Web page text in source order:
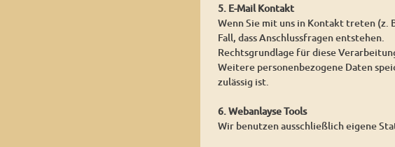
5. E-Mail Kontakt
Wenn Sie mit uns in Kontakt treten (z.
Fall, dass Anschlussfragen entstehen.
Rechtsgrundlage für diese
Weitere personenbezogene Daten
zulässig ist.
6. Webanlayse Tools
Wir benutzen ausschließlich eigene